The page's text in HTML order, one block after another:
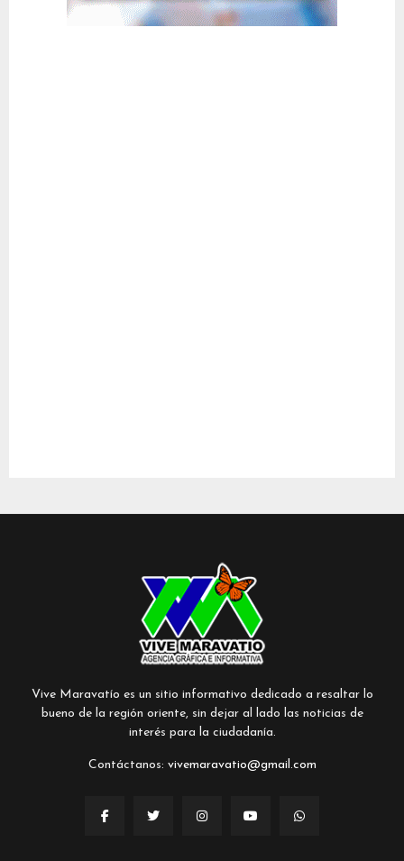
Vive Maravatío es un sitio informativo dedicado a resaltar lo
bueno de la región oriente, sin dejar al lado las noticias de
interés para la ciudadanía.
Contáctanos: vivemaravatio@gmail.com